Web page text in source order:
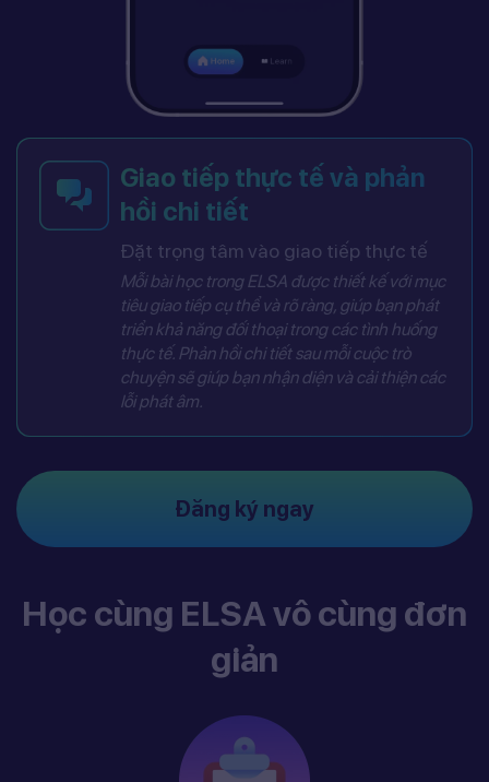
Giao tiếp thực tế và phản
hồi chi tiết
Đặt trọng tâm vào giao tiếp thực tế
Mỗi bài học trong ELSA được thiết kế với mục
tiêu giao tiếp cụ thể và rõ ràng, giúp bạn phát
triển khả năng đối thoại trong các tình huống
thực tế. Phản hồi chi tiết sau mỗi cuộc trò
chuyện sẽ giúp bạn nhận diện và cải thiện các
lỗi phát âm.
Đăng ký ngay
Học cùng ELSA vô cùng đơn
giản